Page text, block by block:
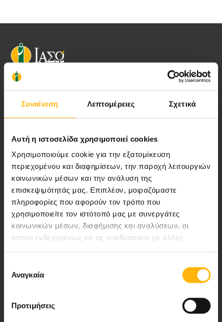
Συναίνεση Λεπτομέρειες Σχετικά
Αυτή η ιστοσελίδα χρησιμοποιεί cookies
Χρησιμοποιούμε cookie για την εξατομίκευση
περιεχομένου και διαφημίσεων, την παροχή λειτουργιών
κοινωνικών μέσων και την ανάλυση της
επισκεψιμότητάς μας. Επιπλέον, μοιραζόμαστε
πληροφορίες που αφορούν τον τρόπο που
χρησιμοποιείτε τον ιστότοπό μας με συνεργάτες
κοινωνικών μέσων, διαφήμισης και αναλύσεων, οι
οποίοι ενδεχομένως να τις συνδυάσουν με άλλες
των υπηρεσιών τους.
συγκατάθεσης
Αναγκαία
Προτιμήσεις
ποιότητας ολοκληρωμένες υπηρεσίες
Περιοχή Ιατρών
Εκδηλώσεις